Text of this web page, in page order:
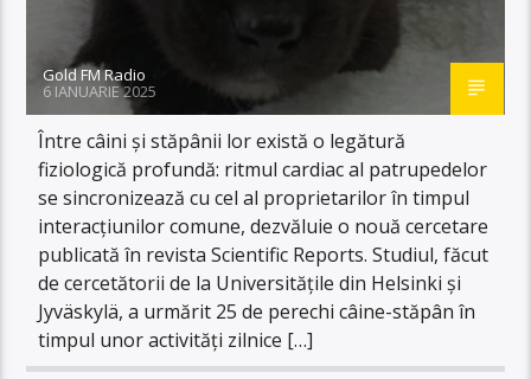
Gold FM Radio
6 IANUARIE 2025
Între câini și stăpânii lor există o legătură
fiziologică profundă: ritmul cardiac al patrupedelor
se sincronizează cu cel al proprietarilor în timpul
interacțiunilor comune, dezvăluie o nouă cercetare
publicată în revista Scientific Reports. Studiul, făcut
de cercetătorii de la Universitățile din Helsinki și
Jyväskylä, a urmărit 25 de perechi câine-stăpân în
timpul unor activități zilnice […]